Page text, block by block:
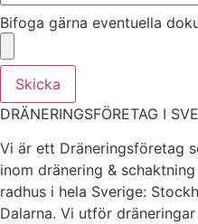
Bifoga gärna eventuella
Skicka
DRÄNERINGSFÖRETAG I
Vi är ett Dräneringsföretag
inom dränering &
radhus i hela Sverige:
Dalarna. Vi utför